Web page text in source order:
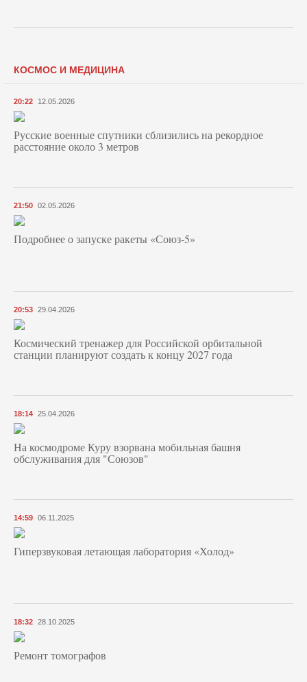
КОСМОС И МЕДИЦИНА
20:22 12.05.2026
Русские военные спутники сблизились на рекордное
расстояние около 3 метров
21:50 02.05.2026
Подробнее о запуске ракеты «Союз‑5»
20:53 29.04.2026
Космический тренажер для Российской орбитальной
станции планируют создать к концу 2027 года
18:14 25.04.2026
На космодроме Куру взорвана мобильная башня
обслуживания для "Союзов"
14:59 06.11.2025
Гиперзвуковая летающая лаборатория «Холод»
18:32 28.10.2025
Ремонт томографов